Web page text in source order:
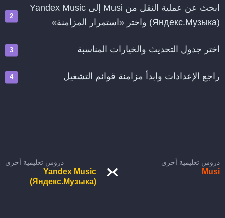
ابحث عن عملية النقل من Musi إلى Yandex Music
(Яндекс.Музыка) واختر «استمرار المزامنة»
اختر جدول التحديث والخيارات المناسبة
راجع الإعدادات وابدأ مزامنة قوائم التشغيل
دروس تعليمية أخرى
Musi
دروس تعليمية أخرى
Yandex Music
(Яндекс.Музыка)